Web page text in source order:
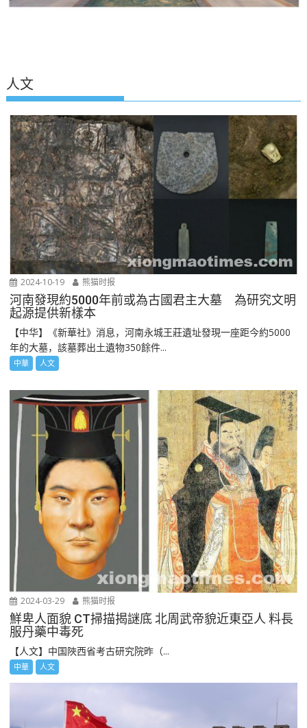
人文
2024-10-19 熊猫时报
河南發現約5000年前或為古國君主大墓 為研究文明
起源提供新樣本
【中华】《新華社》消息，河南永城王莊遺址發現一座距今約5000
年的大墓，該墓葬出土遺物350餘件...
中華 人文
2024-03-29 熊猫时报
鮮卑人面貌 CT掃描揭謎底 北周武帝貌近東亞人 料長
服丹藥中毒死
【人文】中国陜西省考古研究院昨（...
中華 人文